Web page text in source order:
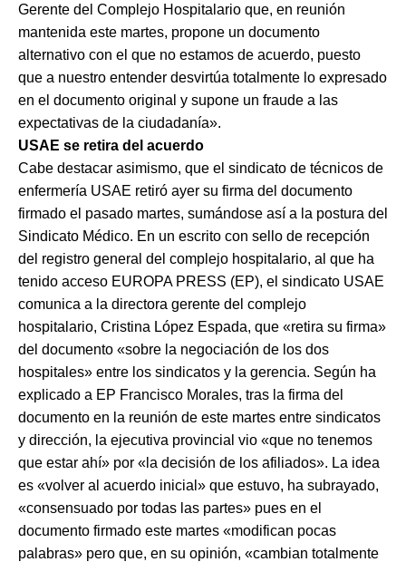
Gerente del Complejo Hospitalario que, en reunión
mantenida este martes, propone un documento
alternativo con el que no estamos de acuerdo, puesto
que a nuestro entender desvirtúa totalmente lo expresado
en el documento original y supone un fraude a las
expectativas de la ciudadanía».
USAE se retira del acuerdo
Cabe destacar asimismo, que el sindicato de técnicos de
enfermería USAE retiró ayer su firma del documento
firmado el pasado martes, sumándose así a la postura del
Sindicato Médico. En un escrito con sello de recepción
del registro general del complejo hospitalario, al que ha
tenido acceso EUROPA PRESS (EP), el sindicato USAE
comunica a la directora gerente del complejo
hospitalario, Cristina López Espada, que «retira su firma»
del documento «sobre la negociación de los dos
hospitales» entre los sindicatos y la gerencia. Según ha
explicado a EP Francisco Morales, tras la firma del
documento en la reunión de este martes entre sindicatos
y dirección, la ejecutiva provincial vio «que no tenemos
que estar ahí» por «la decisión de los afiliados». La idea
es «volver al acuerdo inicial» que estuvo, ha subrayado,
«consensuado por todas las partes» pues en el
documento firmado este martes «modifican pocas
palabras» pero que, en su opinión, «cambian totalmente